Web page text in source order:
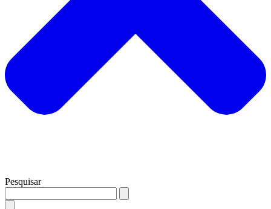
Pesquisar